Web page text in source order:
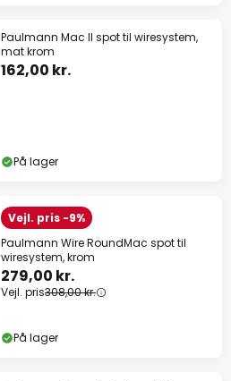
Paulmann Mac II spot til wiresystem,
mat krom
162,00 kr.
På lager
Vejl. pris -9%
Paulmann Wire RoundMac spot til
wiresystem, krom
279,00 kr.
Vejl. pris308,00 kr.
På lager